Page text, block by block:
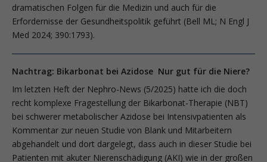
dramatischen Folgen für die Medizin und auch für die
Erfordernisse der Gesundheitspolitik geführt (Bell ML; N Engl J
Med 2024; 390:1793).
Nachtrag: Bikarbonat bei Azidose Nur gut für die Niere?
Im letzten Heft der Nephro-News (5/2025) hatte ich die doch
recht komplexe Fragestellung der Bikarbonat-Therapie (NBT)
bei schwerer metabolischer Azidose bei Intensivpatienten als
Kommentar zur neuen Studie von Blank und Mitarbeitern
abgehandelt und dort dargelegt, dass auch in dieser Studie bei
Patienten mit akuter Nierenschädigung (AKI) wie in der großen